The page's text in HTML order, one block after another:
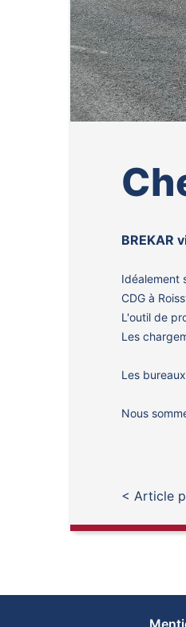
BREKAR
Idéalement
CDG à
L'outil de
Les
Les
Nous
< Article